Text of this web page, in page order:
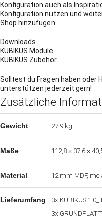
Konfiguration auch als
Konfiguration nutzen und
Shop hinzufügen.
Downloads
KUBIKUS Module
KUBIKUS Zubehör
Solltest du Fragen haben oder
unterstützen jederzeit gern!
Zusätzliche
Gewicht 27,9 kg
Maße 112,8 × 37,6 ×
Material 12 mm MDF,
Lieferumfang
3x KUBIKUS
3x